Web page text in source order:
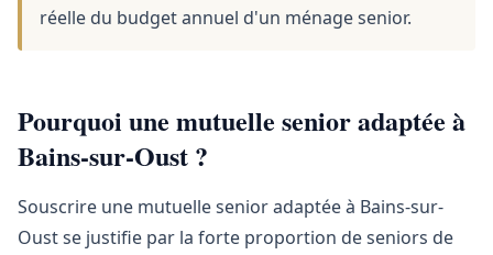
réelle du budget annuel d'un ménage senior.
Pourquoi une mutuelle senior adaptée à
Bains-sur-Oust ?
Souscrire une mutuelle senior adaptée à Bains-sur-
Oust se justifie par la forte proportion de seniors de